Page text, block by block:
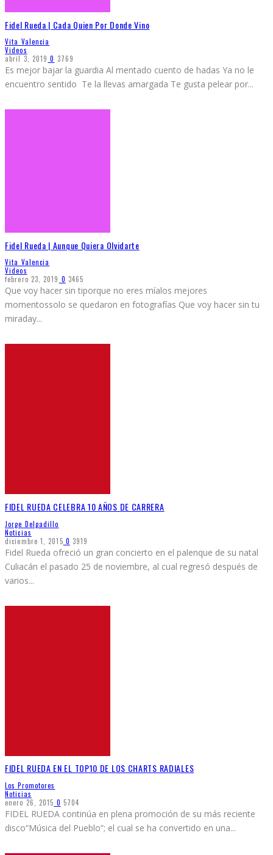
Fidel Rueda | Cada Quien Por Donde Vino
Vita Valencia
Videos
abril 3, 2019 0 3769
Es mejor bajar la guardia Al mentado cuento de hadas Ya no le
encuentro sentido Te la llevas amargada Te gusta pelear por...
Fidel Rueda | Aunque Quiera Olvidarte
Vita Valencia
Videos
febrero 23, 2019 0 3465
Que voy hacer sin tiporque no eres míalos mejores
momentossolo se quedaron en fotografías Que voy hacer sin tu
miraday...
FIDEL RUEDA CELEBRA 10 AÑOS DE CARRERA
Jorge Delgadillo
Noticias
diciembre 1, 2015 0 3919
Fidel Rueda ofreció un gran concierto en el palenque de su natal
Culiacán el pasado 25 de noviembre, al cual regresó después de
varios...
FIDEL RUEDA EN EL TOP10 DE LOS CHARTS RADIALES
Los Promotores
Noticias
enero 26, 2015 0 5704
FIDEL RUEDA continúa en plena promoción de su más reciente
disco“Música del Pueblo”; el cual se ha convertido en una...